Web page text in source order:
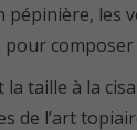
pépinière, les
taille à la
de l’art